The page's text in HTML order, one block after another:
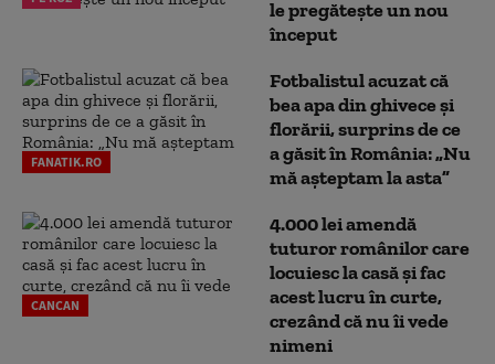
le pregătește un nou
început
FANATIK.RO
Fotbalistul acuzat că
bea apa din ghivece și
florării, surprins de ce
a găsit în România: „Nu
mă așteptam la asta”
CANCAN
4.000 lei amendă
tuturor românilor care
locuiesc la casă și fac
acest lucru în curte,
crezând că nu îi vede
nimeni